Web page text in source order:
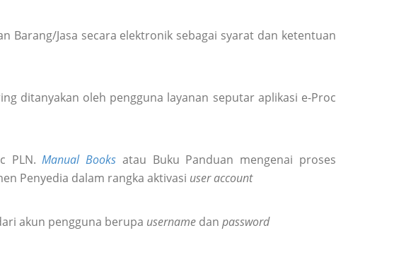
Barang/Jasa secara elektronik sebagai syarat dan ketentuan
ditanyakan oleh pengguna layanan seputar aplikasi e-Proc
PLN.Manual Books atau Buku Panduan mengenai proses
Penyedia dalam rangka aktivasi user account
akun pengguna berupa username dan password